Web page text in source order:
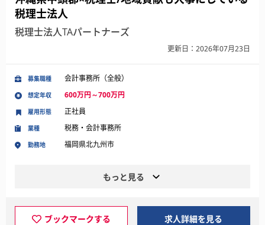
税理士法人
税理士法人TAパートナーズ
更新日：2026年07月23日
募集職種 会計事務所（全般）
想定年収 600万円～700万円
業種 税務・会計事務所
勤務地 福岡県北九州市
雇用形態 正社員
もっと見る
ブックマークする 求人詳細を見る